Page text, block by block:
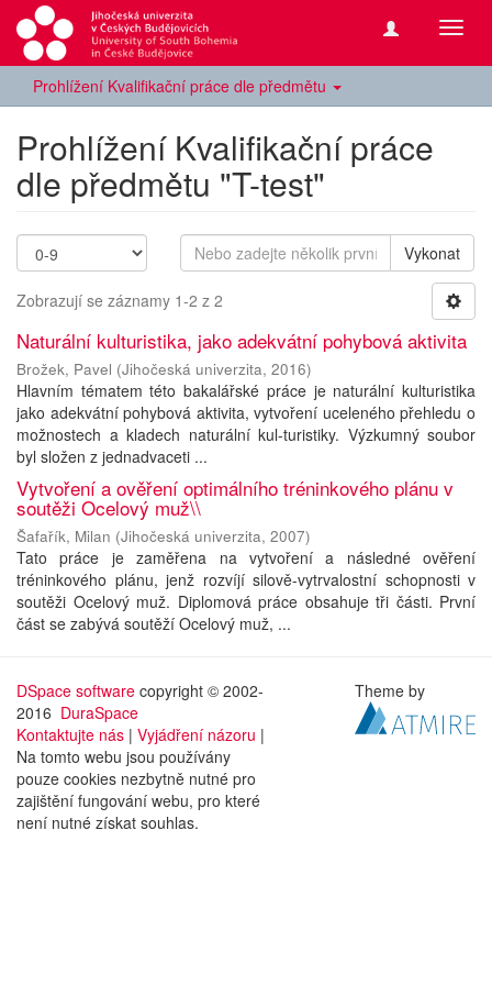
Prohlížení Kvalifikační práce dle předmětu
Prohlížení Kvalifikační práce
dle předmětu "T-test"
Vykonat
Zobrazují se záznamy 1-2 z 2
Naturální kulturistika, jako adekvátní pohybová aktivita
Brožek, Pavel (Jihočeská univerzita, 2016)
Hlavním tématem této bakalářské práce je naturální kulturistika
jako adekvátní pohybová aktivita, vytvoření uceleného přehledu o
možnostech a kladech naturální kul-turistiky. Výzkumný soubor
byl složen z jednadvaceti ...
Vytvoření a ověření optimálního tréninkového plánu v
soutěži Ocelový muž\\
Šafařík, Milan (Jihočeská univerzita, 2007)
Tato práce je zaměřena na vytvoření a následné ověření
tréninkového plánu, jenž rozvíjí silově-vytrvalostní schopnosti v
soutěži Ocelový muž. Diplomová práce obsahuje tři části. První
část se zabývá soutěží Ocelový muž, ...
DSpace software copyright © 2002-
2016 DuraSpace
Kontaktujte nás | Vyjádření názoru |
Na tomto webu jsou používány
pouze cookies nezbytně nutné pro
zajištění fungování webu, pro které
není nutné získat souhlas.
Theme by